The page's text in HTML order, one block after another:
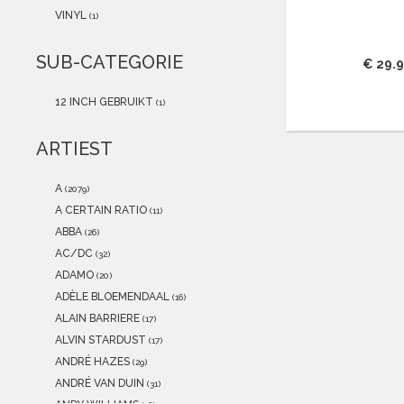
2018(0)
VINYL (1)
SUB-CATEGORIE
12 INCH GEBRUIKT (1)
ARTIEST
A (2079)
A CERTAIN RATIO (11)
ABBA (26)
AC/DC (32)
ADAMO (20)
ADÈLE BLOEMENDAAL (16)
ALAIN BARRIERE (17)
ALVIN STARDUST (17)
ANDRÉ HAZES (29)
ANDRÉ VAN DUIN (31)
€